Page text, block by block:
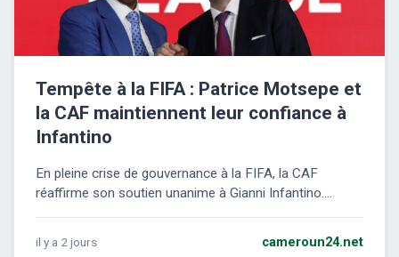
Tempête à la FIFA : Patrice Motsepe et
la CAF maintiennent leur confiance à
Infantino
En pleine crise de gouvernance à la FIFA, la CAF
réaffirme son soutien unanime à Gianni Infantino....
il y a 2 jours cameroun24.net